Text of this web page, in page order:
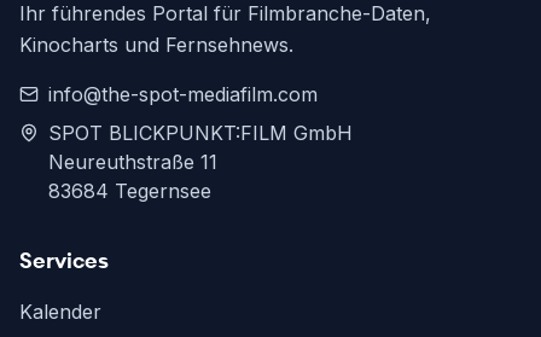
Ihr führendes Portal für Filmbranche-Daten,
Kinocharts und Fernsehnews.
info@the-spot-mediafilm.com
SPOT BLICKPUNKT:FILM GmbH
Neureuthstraße 11
83684 Tegernsee
Services
Kalender